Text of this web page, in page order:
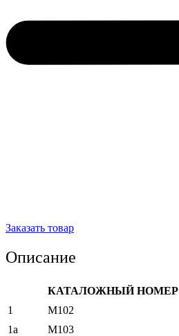
Заказать товар
Описание
КАТАЛОЖНЫЙ НОМЕР
1
M102
1a
M103